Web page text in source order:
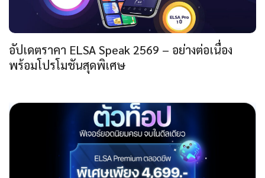
อัปเดตราคา ELSA Speak 2569 – อย่างต่อเนื่อง
พร้อมโปรโมชันสุดพิเศษ